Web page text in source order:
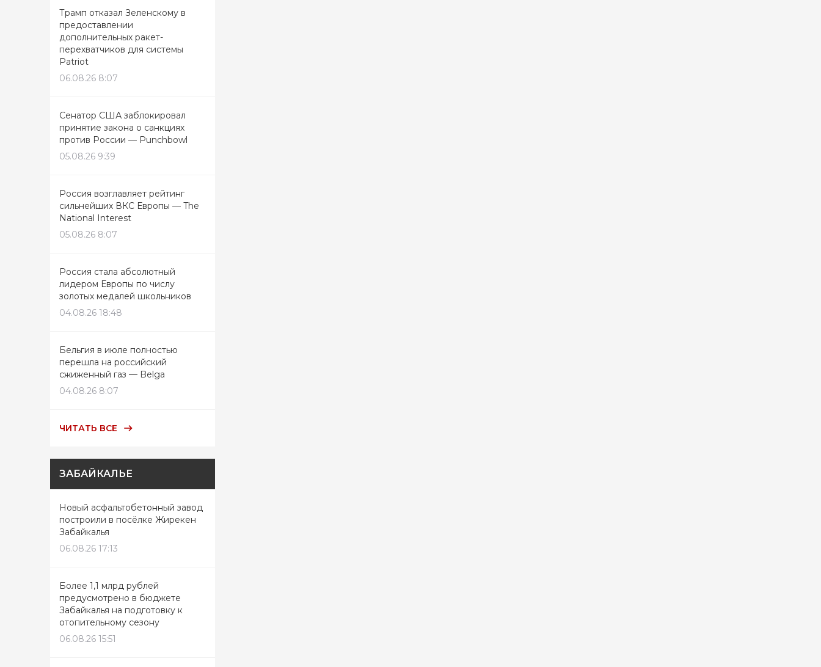
Трамп отказал Зеленскому в
предоставлении
дополнительных ракет-
перехватчиков для системы
Patriot
06.08.26 8:07
Сенатор США заблокировал
принятие закона о санкциях
против России — Punchbowl
05.08.26 9:39
Россия возглавляет рейтинг
сильнейших ВКС Европы — The
National Interest
05.08.26 8:07
Россия стала абсолютный
лидером Европы по числу
золотых медалей школьников
04.08.26 18:48
Бельгия в июле полностью
перешла на российский
сжиженный газ — Belga
04.08.26 8:07
ЧИТАТЬ ВСЕ
ЗАБАЙКАЛЬЕ
Новый асфальтобетонный завод
построили в посёлке Жирекен
Забайкалья
06.08.26 17:13
Более 1,1 млрд рублей
предусмотрено в бюджете
Забайкалья на подготовку к
отопительному сезону
06.08.26 15:51